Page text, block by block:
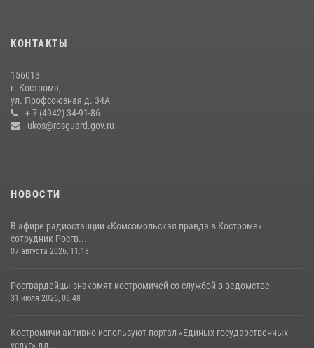
14 июля 2026, 06:44
посвященные 108-й годовщине со дня рождения генерала армии
Ивана Кирилловича Яковлева
04 августа 2026, 11:35
КОНТАКТЫ
156013
г. Кострома,
ул. Профсоюзная д. 34А
+ 7 (4942) 34-91-86
ukos@rosguard.gov.ru
НОВОСТИ
В эфире радиостанции «Комсомольская правда в Костроме»
сотрудник Росгв...
07 августа 2026, 11:13
Росгвардейцы знакомят костромичей со службой в ведомстве
31 июля 2026, 06:48
Костромичи активно используют портал «Единых государственных
услуг» дл...